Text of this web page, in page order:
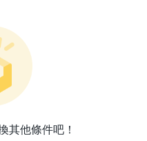
其他條件吧！